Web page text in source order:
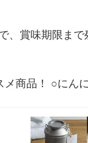
、賞味期限ま
メ商品！ ○にん